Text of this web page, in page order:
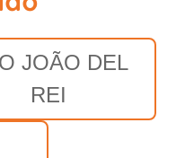
JOÃO DEL
REI